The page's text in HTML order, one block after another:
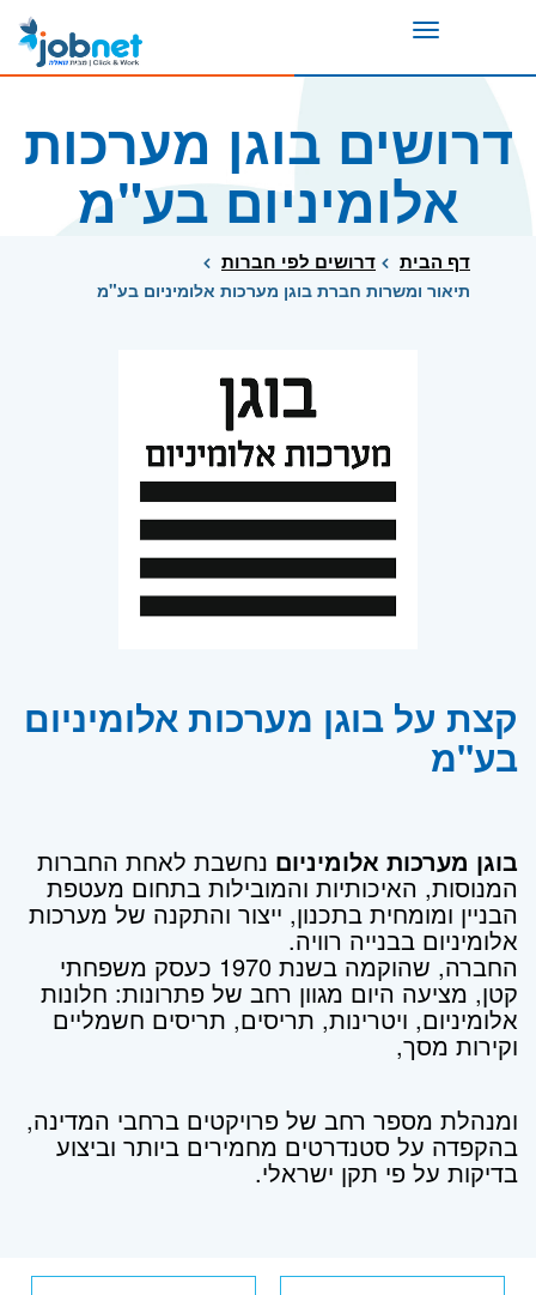
Toggle
דרושים בוגן מערכות
אלומיניום בע"מ
דף הבית דרושים לפי חברות
תיאור ומשרות חברת בוגן מערכות אלומיניום בע"מ
קצת על בוגן מערכות אלומיניום
בע"מ
בוגן מערכות אלומיניום נחשבת לאחת החברות
המנוסות, האיכותיות והמובילות בתחום מעטפת
הבניין ומומחית בתכנון, ייצור והתקנה של מערכות
אלומיניום בבנייה רוויה.
החברה, שהוקמה בשנת 1970 כעסק משפחתי
קטן, מציעה היום מגוון רחב של פתרונות: חלונות
אלומיניום, ויטרינות, תריסים, תריסים חשמליים
וקירות מסך,
ומנהלת מספר רחב של פרויקטים ברחבי המדינה,
בהקפדה על סטנדרטים מחמירים ביותר וביצוע
בדיקות על פי תקן ישראלי.